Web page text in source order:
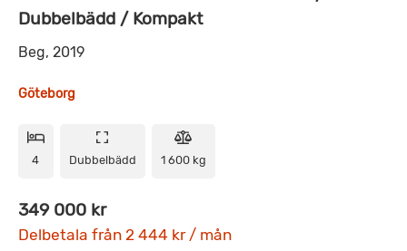
Dubbelbädd / Kompakt
Beg, 2019
Göteborg
4 Dubbelbädd 1 600 kg
349 000 kr
Delbetala från 2 444 kr / mån